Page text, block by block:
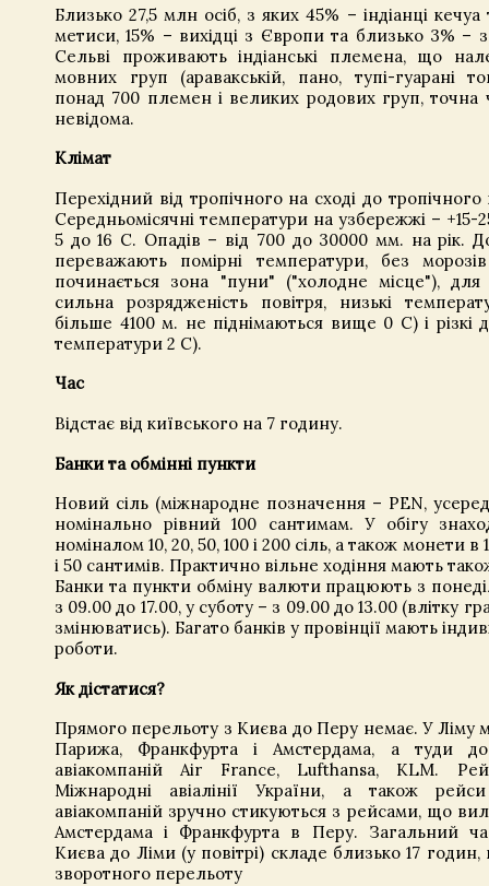
Близько 27,5 млн осіб, з яких 45% – індіанці
метиси, 15% – вихідці з Європи та близько 3% – з
Сельві проживають індіанські племена, що
мовних груп (аравакській, пано, тупі-гуарані
понад 700 племен і великих родових груп, точна
невідома.
Клімат
Перехідний від тропічного на сході до тропічного
Середньомісячні температури на узбережжі – +15-
5 до 16 С. Опадів – від 700 до 30000 мм. на рік.
переважають помірні температури, без
починається зона "пуни" ("холодне місце"), для
сильна розрядженість повітря, низькі
більше 4100 м. не піднімаються вище 0 C) і різкі
температури 2 C).
Час
Відстає від київського на 7 годину.
Банки та обмінні пункти
Новий сіль (міжнародне позначення – PEN,
номінально рівний 100 сантимам. У обігу
номіналом 10, 20, 50, 100 і 200 сіль, а також монети в 1,
і 50 сантимів. Практично вільне ходіння мають
Банки та пункти обміну валюти працюють з
з 09.00 до 17.00, у суботу – з 09.00 до 13.00 (влітку
змінюватись). Багато банків у провінції мають
роботи.
Як дістатися?
Прямого перельоту з Києва до Перу немає. У Ліму
Парижа, Франкфурта і Амстердама, а туди
авіакомпаній Air France, Lufthansa, KLM.
Міжнародні авіалінії України, а також
авіакомпаній зручно стикуються з рейсами, що
Амстердама і Франкфурта в Перу. Загальний
Києва до Ліми (у повітрі) складе близько 17 годин,
зворотного перельоту